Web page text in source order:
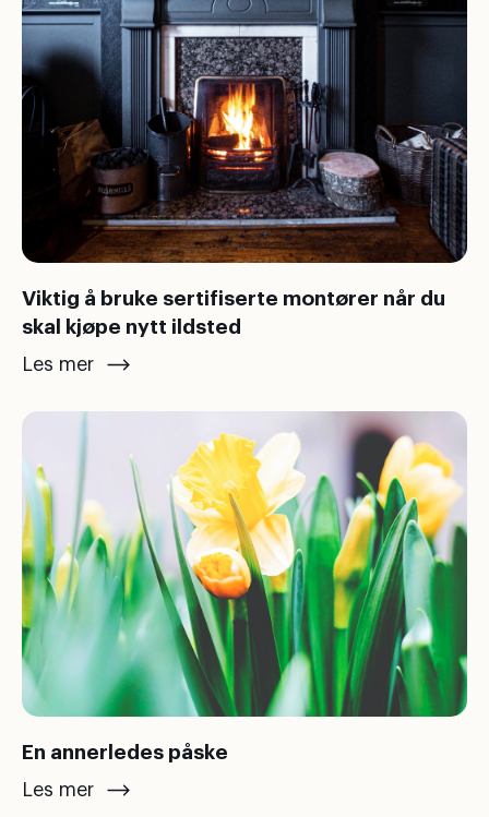
Viktig å bruke sertifiserte montører når du
skal kjøpe nytt ildsted
Les mer
En annerledes påske
Les mer